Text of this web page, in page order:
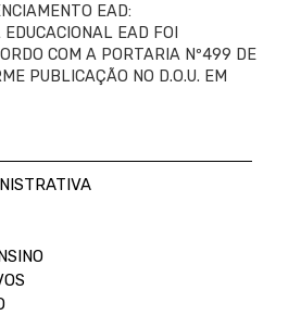
EAD:
EAD FOI
COM A PORTARIA Nº499 DE
PUBLICAÇÃO NO D.O.U. EM